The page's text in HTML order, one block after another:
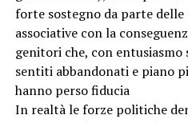
forte sostegno da parte
associative con la
genitori che, con
sentiti abbandonati e piano
hanno perso fiducia
In realtà le forze politiche